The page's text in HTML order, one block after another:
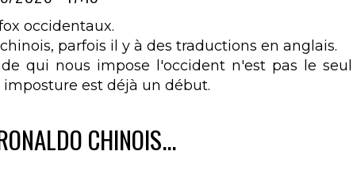
occidentaux.
parfois il y à des traductions en anglais.
qui nous impose l'occident n'est pas le seul
est déjà un début.
CHINOIS...